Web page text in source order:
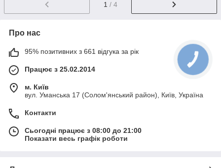
1 / 4
Про нас
95% позитивних з 661 відгука за рік
Працює з 25.02.2014
м. Київ
вул. Уманська 17 (Солом'янський район), Київ, Україна
Контакти
Сьогодні працює з 08:00 до 21:00
Показати весь графік роботи